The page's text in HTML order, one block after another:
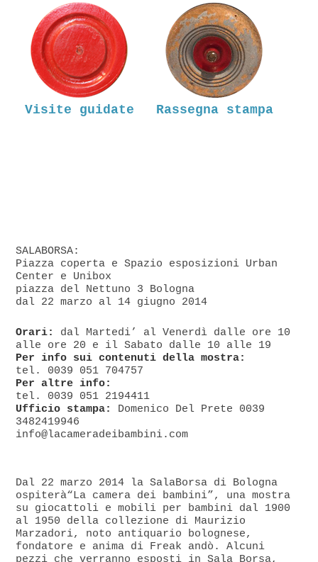
Visite guidate Rassegna stampa
SALABORSA:
Piazza coperta e Spazio esposizioni Urban
Center e Unibox
piazza del Nettuno 3 Bologna
dal 22 marzo al 14 giugno 2014
Orari: dal Martedi’ al Venerdì dalle ore 10
alle ore 20 e il Sabato dalle 10 alle 19
Per info sui contenuti della mostra:
tel. 0039 051 704757
Per altre info:
tel. 0039 051 2194411
Ufficio stampa: Domenico Del Prete 0039
3482419946
info@lacameradeibambini.com
Dal 22 marzo 2014 la SalaBorsa di Bologna
ospiterà“La camera dei bambini”, una mostra
su giocattoli e mobili per bambini dal 1900
al 1950 della collezione di Maurizio
Marzadori, noto antiquario bolognese,
fondatore e anima di Freak andò. Alcuni
pezzi che verranno esposti in Sala Borsa,